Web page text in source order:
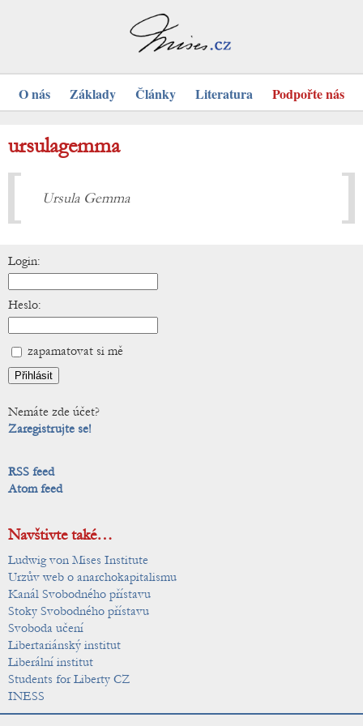
O nás Základy Články Literatura Podpořte nás
ursulagemma
Ursula Gemma
Login:
Heslo:
zapamatovat si mě
Nemáte zde účet?
Zaregistrujte se!
RSS feed
Atom feed
Navštivte také…
Ludwig von Mises Institute
Urzův web o anarchokapitalismu
Kanál Svobodného přístavu
Stoky Svobodného přístavu
Svoboda učení
Libertariánský institut
Liberální institut
Students for Liberty CZ
INESS